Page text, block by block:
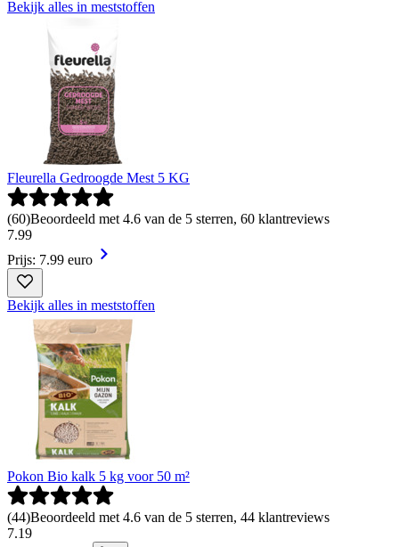
Bekijk alles in meststoffen
Fleurella Gedroogde Mest 5 KG
(60)Beoordeeld met 4.6 van de 5 sterren, 60 klantreviews
7.99
Prijs: 7.99 euro
Bekijk alles in meststoffen
Pokon Bio kalk 5 kg voor 50 m²
(44)Beoordeeld met 4.6 van de 5 sterren, 44 klantreviews
7.19